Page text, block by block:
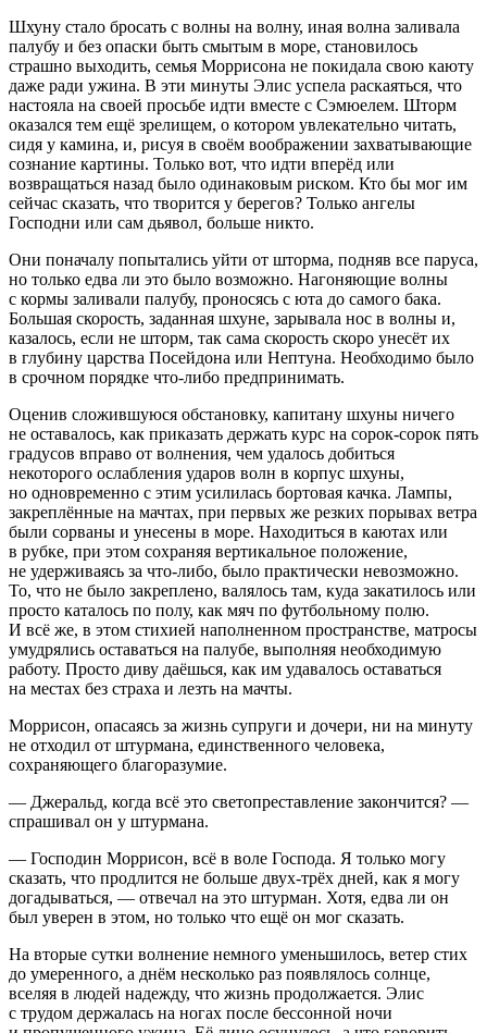
Шхуну стало бросать с волны на волну, иная волна заливала
палубу и без опаски быть смытым в море, становилось
страшно выходить, семья Моррисона не покидала свою каюту
даже ради ужина. В эти минуты Элис успела раскаяться, что
настояла на своей просьбе идти вместе с Сэмюелем. Шторм
оказался тем ещё зрелищем, о котором увлекательно читать,
сидя у камина, и, рисуя в своём воображении захватывающие
сознание картины. Только вот, что идти вперёд или
возвращаться назад было одинаковым риском. Кто бы мог им
сейчас сказать, что творится у берегов? Только ангелы
Господни или сам дьявол, больше никто.
Они поначалу попытались уйти от шторма, подняв все паруса,
но только едва ли это было возможно. Нагоняющие волны
с кормы заливали палубу, проносясь с юта до самого бака.
Большая скорость, заданная шхуне, зарывала нос в волны и,
казалось, если не шторм, так сама скорость скоро унесёт их
в глубину царства Посейдона или Нептуна. Необходимо было
в срочном порядке что-либо предпринимать.
Оценив сложившуюся обстановку, капитану шхуны ничего
не оставалось, как приказать держать курс на сорок-сорок пять
градусов вправо от волнения, чем удалось добиться
некоторого ослабления ударов волн в корпус шхуны,
но одновременно с этим усилилась бортовая качка. Лампы,
закреплённые на мачтах, при первых же резких порывах ветра
были сорваны и унесены в море. Находиться в каютах или
в рубке, при этом сохраняя вертикальное положение,
не удерживаясь за что-либо, было практически невозможно.
То, что не было закреплено, валялось там, куда закатилось или
просто каталось по полу, как мяч по футбольному полю.
И всё же, в этом стихией наполненном пространстве, матросы
умудрялись оставаться на палубе, выполняя необходимую
работу. Просто диву даёшься, как им удавалось оставаться
на местах без страха и лезть на мачты.
Моррисон, опасаясь за жизнь супруги и дочери, ни на минуту
не отходил от штурмана, единственного человека,
сохраняющего благоразумие.
— Джеральд, когда всё это светопреставление закончится? —
спрашивал он у штурмана.
— Господин Моррисон, всё в воле Господа. Я только могу
сказать, что продлится не больше двух-трёх дней, как я могу
догадываться, — отвечал на это штурман. Хотя, едва ли он
был уверен в этом, но только что ещё он мог сказать.
На вторые сутки волнение немного уменьшилось, ветер стих
до умеренного, а днём несколько раз появлялось солнце,
вселяя в людей надежду, что жизнь продолжается. Элис
с трудом держалась на ногах после бессонной ночи